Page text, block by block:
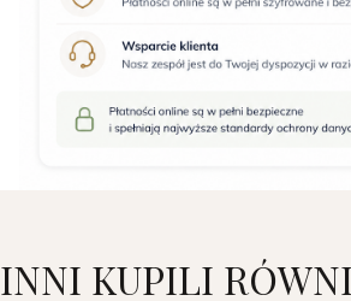
INNI KUPILI